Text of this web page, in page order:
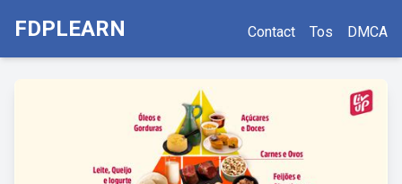
FDPLEARN Contact Tos DMCA